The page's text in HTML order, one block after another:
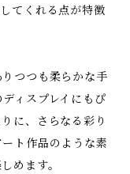
てくれる点が特徴
つつも柔らかな手
ィスプレイにもぴ
に、さらなる彩り
ト作品のような素
めます。